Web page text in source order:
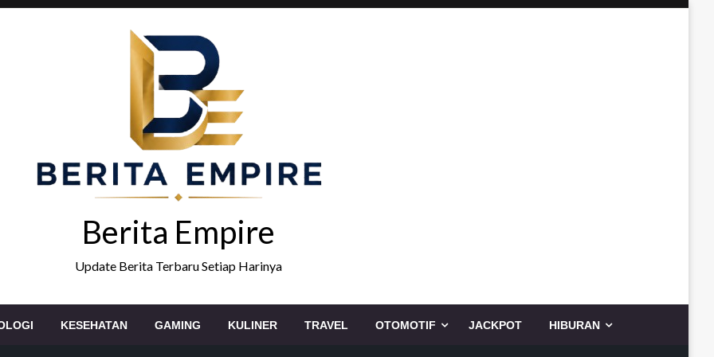
Berita Empire
Update Berita Terbaru Setiap Harinya
KESEHATAN GAMING KULINER TRAVEL OTOMOTIF JACKPOT HIBURAN